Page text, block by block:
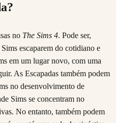
no The Sims 4. Pode ser,
escaparem do cotidiano e
em um lugar novo, com uma
As Escapadas também podem
no desenvolvimento de
Sims se concentram no
No entanto, também podem